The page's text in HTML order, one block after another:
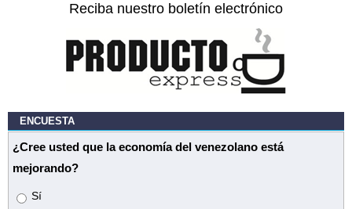
Reciba nuestro boletín electrónico
ENCUESTA
¿Cree usted que la economía del venezolano está
mejorando?
Opciones
Sí